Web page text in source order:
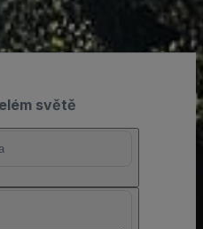
světě